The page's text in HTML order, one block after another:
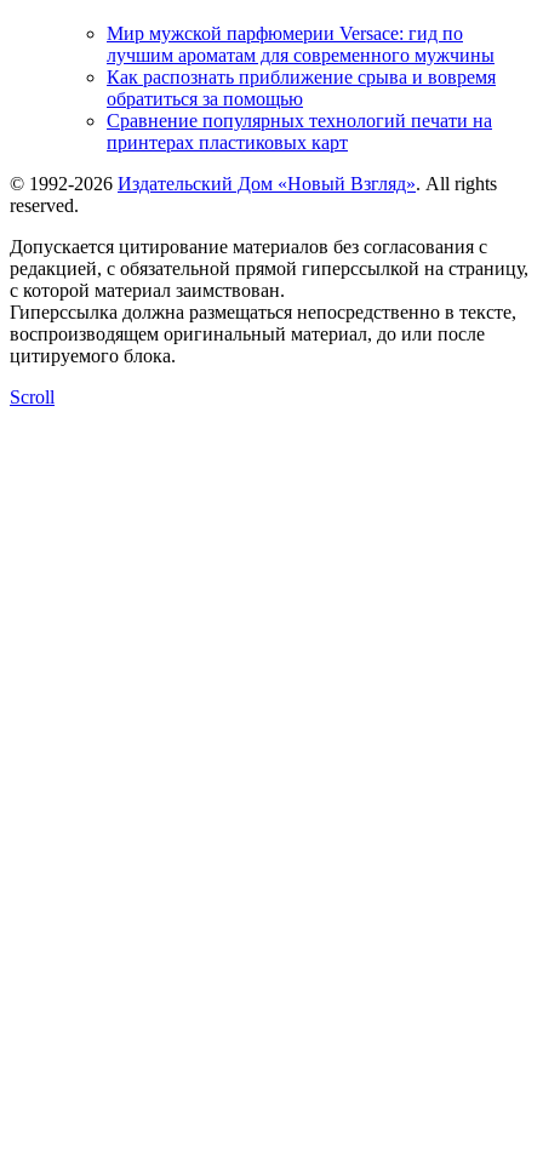
Мир мужской парфюмерии Versace: гид по
лучшим ароматам для современного мужчины
Как распознать приближение срыва и вовремя
обратиться за помощью
Сравнение популярных технологий печати на
принтерах пластиковых карт
© 1992-2026 Издательский Дом «Новый Взгляд». All rights
reserved.
Допускается цитирование материалов без согласования с
редакцией, с обязательной прямой гиперссылкой на страницу,
с которой материал заимствован.
Гиперссылка должна размещаться непосредственно в тексте,
воспроизводящем оригинальный материал, до или после
цитируемого блока.
Scroll